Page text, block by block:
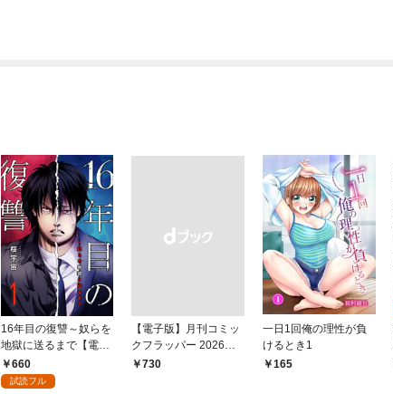
16年目の復讐～奴らを
地獄に送るまで【電子
単行本版】１
660
試読フル
【電子版】月刊コミッ
クフラッパー 2026年9
月号
￥730
一日1回俺の理性が負
けるとき1
165